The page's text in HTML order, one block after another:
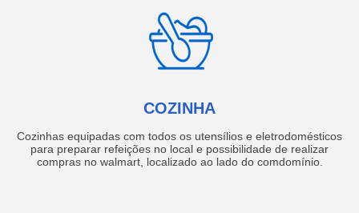
COZINHA
Cozinhas equipadas com todos os utensílios e eletrodomésticos
para preparar refeições no local e possibilidade de realizar
compras no walmart, localizado ao lado do comdomínio.